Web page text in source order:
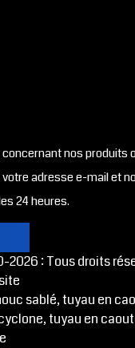
nos produits
adresse e-mail et
24 heures.
2026 : Tous droits
sablé, tuyau en
tuyau en